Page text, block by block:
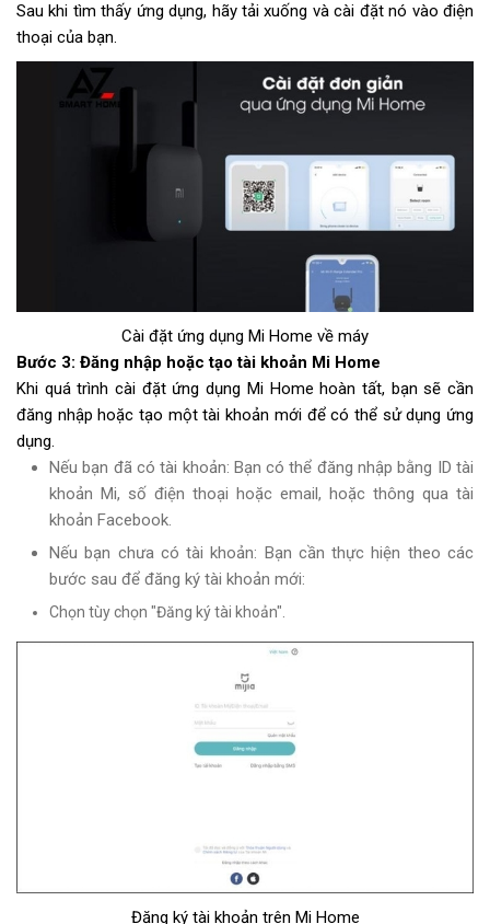
Sau khi tìm thấy ứng dụng, hãy tải xuống và cài đặt nó vào điện
thoại của bạn.
Cài đặt ứng dụng Mi Home về máy
Bước 3: Đăng nhập hoặc tạo tài khoản Mi Home
Khi quá trình cài đặt ứng dụng Mi Home hoàn tất, bạn sẽ cần
đăng nhập hoặc tạo một tài khoản mới để có thể sử dụng ứng
dụng.
Nếu bạn đã có tài khoản: Bạn có thể đăng nhập bằng ID tài
khoản Mi, số điện thoại hoặc email, hoặc thông qua tài
khoản Facebook.
Nếu bạn chưa có tài khoản: Bạn cần thực hiện theo các
bước sau để đăng ký tài khoản mới:
Chọn tùy chọn "Đăng ký tài khoản".
Đăng ký tài khoản trên Mi Home